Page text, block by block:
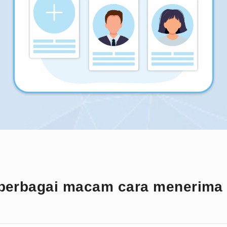
macam cara menerima